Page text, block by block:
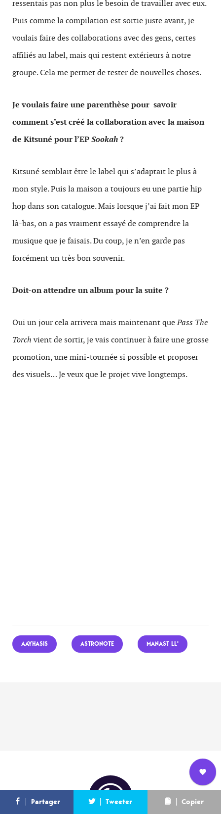
L’équipe
Nous
rejoindre
Newsletter
ressentais pas non plus le besoin de travailler avec eux.
Puis comme la compilation est sortie juste avant, je
voulais faire des collaborations avec des gens, certes
affiliés au label, mais qui restent extérieurs à notre
groupe. Cela me permet de tester de nouvelles choses.
Je voulais faire une parenthèse pour savoir
comment s’est créé la collaboration avec la maison
de Kitsuné pour l’EPSookah ?
Kitsuné semblait être le label qui s’adaptait le plus à
mon style. Puis la maison a toujours eu une partie hip
hop dans son catalogue. Mais lorsque j’ai fait mon EP
là-bas, on a pas vraiment essayé de comprendre la
musique que je faisais. Du coup, je n’en garde pas
forcément un très bon souvenir.
Doit-on attendre un album pour la suite ?
Oui un jour cela arrivera mais maintenant quePass The
Torchvient de sortir, je vais continuer à faire une grosse
promotion, une mini-tournée si possible et proposer
des visuels… Je veux que le projet vive longtemps.
AAYHASIS ASTRONOTE MANAST LL'
Partager Tweeter Copier